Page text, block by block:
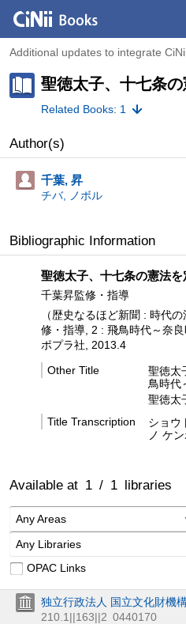
Additional updates to integrate
聖徳太子、十七条
Related Books: 1
Author(s)
千葉, 昇
チバ, ノボル
Bibliographic Information
聖徳太子、十七条の憲法を
千葉昇監修・指導
（歴史なるほど新聞 : 時代
修・指導, 2 : 飛鳥時代～奈良
ポプラ社, 2013.4
Other Title
聖徳太
鳥時代
聖徳太
Title Transcription
ショウ
ノ ケ
Available at 1 / 1 libraries
Any Areas
Any Libraries
OPAC Links
独立行政法人 国立文化財機
210.1||163||2 0440170